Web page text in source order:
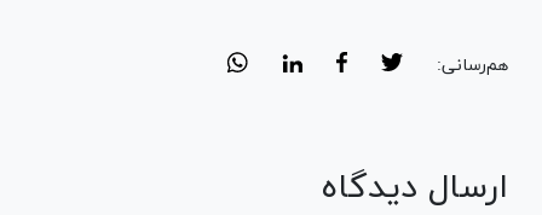
هم‌رسانی:
ارسال دیدگاه